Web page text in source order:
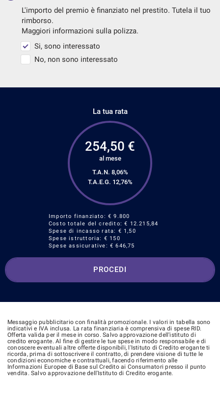
L'importo del premio è finanziato nel prestito. Tutela il tuo
rimborso.
Maggiori informazioni sulla polizza.
Si, sono interessato
No, non sono interessato
La tua rata
254,50 €
al mese
T.A.N. 8,06%
T.A.E.G. 12,76%
Importo finanziato: €9.800
Costo totale del credito: € 12.215,84
Spese di incasso rata: € 1,50
Spese istruttoria: € 150
Spese assicurative: €646,75
PROCEDI
Messaggio pubblicitario con finalità promozionale. I valori in tabella sono
indicativi e IVA inclusa. La rata finanziaria è comprensiva di spese RID.
Offerta valida per il mese in corso. Salvo approvazione dell'istituto di
credito erogante. Al fine di gestire le tue spese in modo responsabile e di
conoscere eventuali altre offerte disponibili, l'Istituto di Credito erogante ti
ricorda, prima di sottoscrivere il contratto, di prendere visione di tutte le
condizioni economiche e contrattuali, facendo riferimento alle
Informazioni Europee di Base sul Credito ai Consumatori presso il punto
vendita. Salvo approvazione dell'Istituto di Credito erogante.